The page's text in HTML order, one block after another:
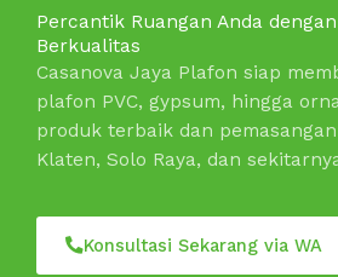
Percantik Ruangan Anda
Berkualitas
Casanova Jaya Plafon siap
plafon PVC, gypsum, hingga
produk terbaik dan
Klaten, Solo Raya, dan
Konsultasi Sekarang via WA